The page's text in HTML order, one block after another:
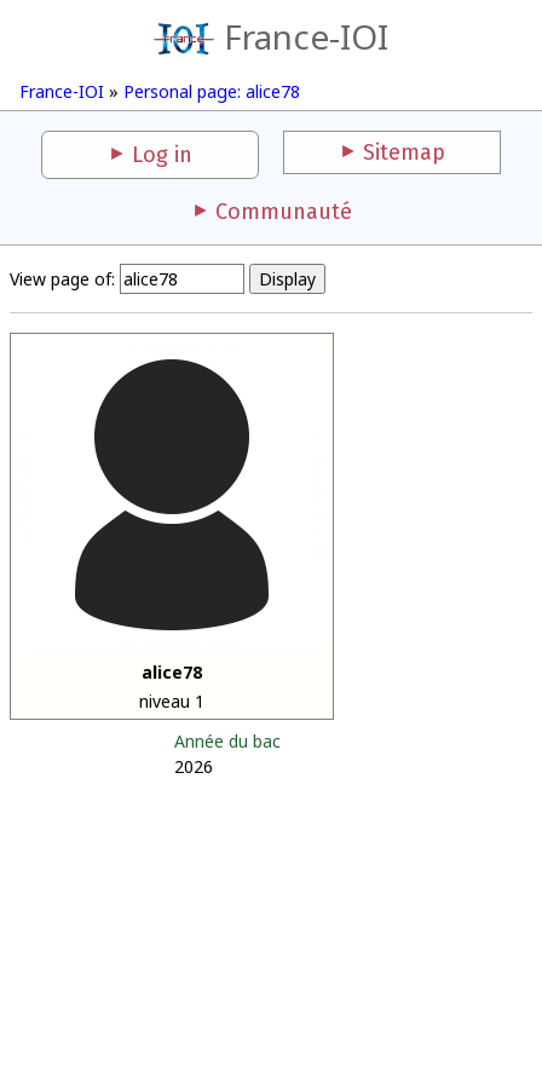
France-IOI
France-IOI » Personal page: alice78
Log in Sitemap
Communauté
View page of:
alice78
niveau 1
Année du bac
2026